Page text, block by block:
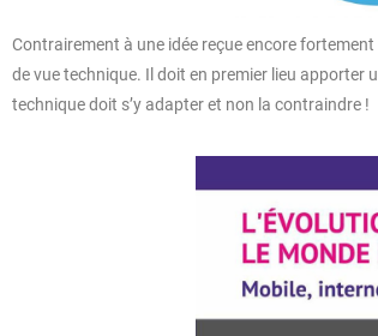
Contrairement à une idée reçue encore
de vue technique. Il doit en premier lieu apporter
technique doit s’y adapter et non la contraindre !